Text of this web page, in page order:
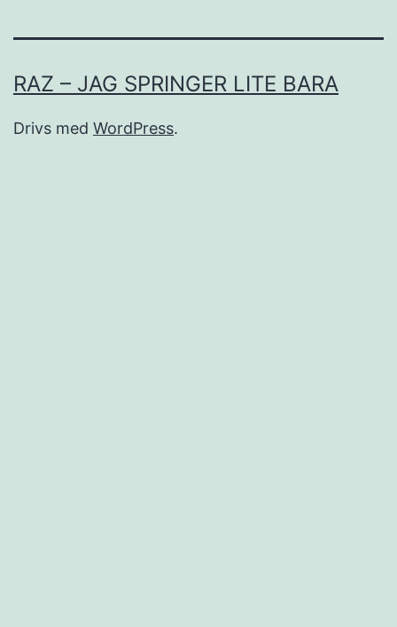
RAZ – JAG SPRINGER LITE BARA
Drivs med WordPress.